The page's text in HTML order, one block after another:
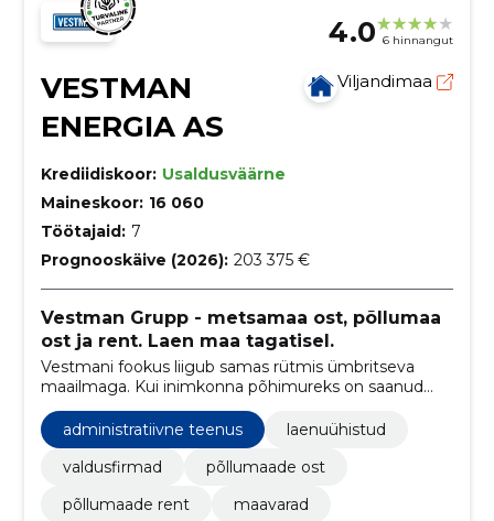
4.0 6 hinnangut
VESTMAN
ENERGIA AS
Viljandimaa
Krediidiskoor: Usaldusväärne
Maineskoor: 16 060
Töötajaid: 7
Prognooskäive (2026): 203 375 €
Vestman Grupp - metsamaa ost, põllumaa
ost ja rent. Laen maa tagatisel.
Vestmani fookus liigub samas rütmis ümbritseva
maailmaga. Kui inimkonna põhimureks on saanud
toidu- ja energiavarud ning saastunud elukeskkond,
siis neile valdkondadele keskenduvad ka Vestman
grupi ettevõtete tänased tegemised
administratiivne teenus
laenuühistud
valdusfirmad
põllumaade ost
põllumaade rent
maavarad